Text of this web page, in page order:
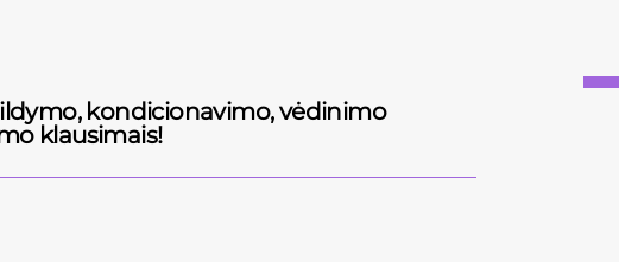
kondicionavimo, vėdinimo
klausimais!